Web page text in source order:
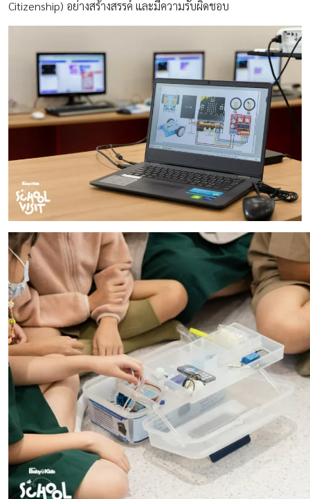
Citizenship) อย่างสร้างสรรค์ และมีความรับผิดชอบ